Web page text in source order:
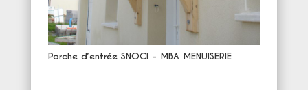
Porche d’entrée SNOCI – MBA MENUISERIE